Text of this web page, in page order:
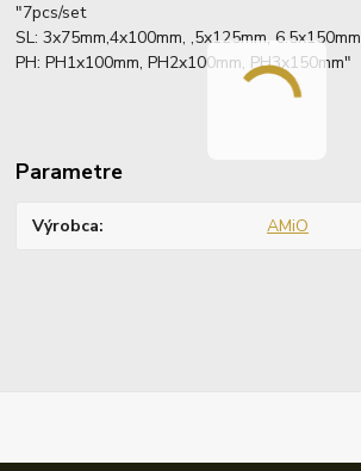
"7pcs/set
SL: 3x75mm,4x100mm, ,5x125mm, 6.5x150mm
PH: PH1x100mm, PH2x100mm, PH3x150mm"
Parametre
Výrobca AMiO